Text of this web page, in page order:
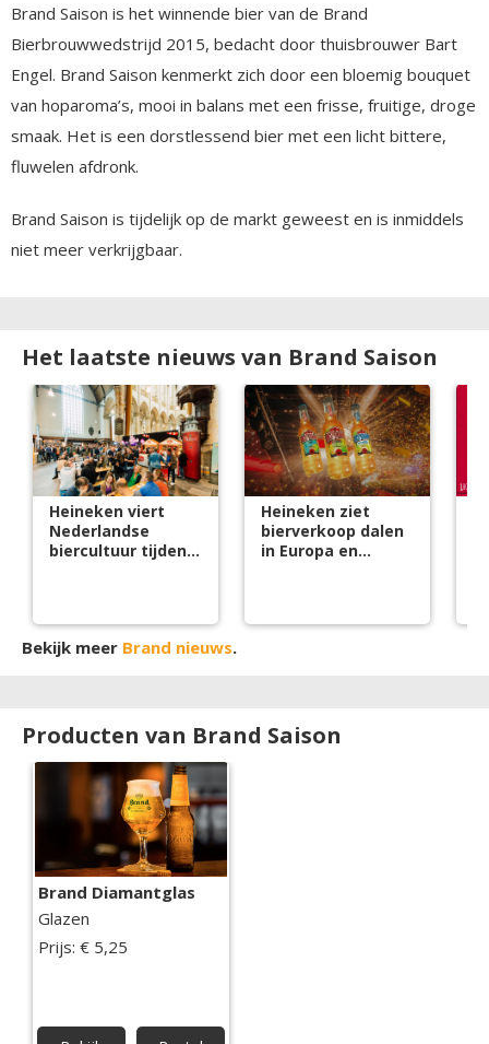
Brand Saison is het winnende bier van de Brand
Bierbrouwwedstrijd 2015, bedacht door thuisbrouwer Bart
Engel. Brand Saison kenmerkt zich door een bloemig bouquet
van hoparoma’s, mooi in balans met een frisse, fruitige, droge
smaak. Het is een dorstlessend bier met een licht bittere,
fluwelen afdronk.
Brand Saison is tijdelijk op de markt geweest en is inmiddels
niet meer verkrijgbaar.
Het laatste nieuws van Brand Saison
Heineken viert
Nederlandse
biercultuur tijdens
Heineken ziet
bierverkoop dalen
in Europa en
Bekijk meer Brand nieuws.
Producten van Brand Saison
Brand Diamantglas
Glazen
Prijs: € 5,25